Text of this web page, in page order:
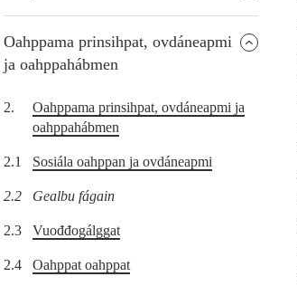
Oahppama prinsihpat, ovdáneapmi
ja oahppahábmen
2.
Oahppama prinsihpat, ovdáneapmi ja
oahppahábmen
2.1 Sosiála oahppan ja ovdáneapmi
2.2 Gealbu fágain
2.3 Vuođđogálggat
2.4 Oahppat oahppat